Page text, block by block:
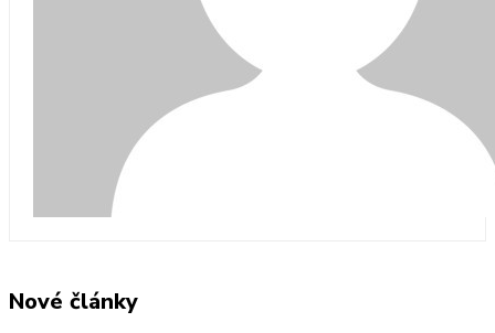
Nové články